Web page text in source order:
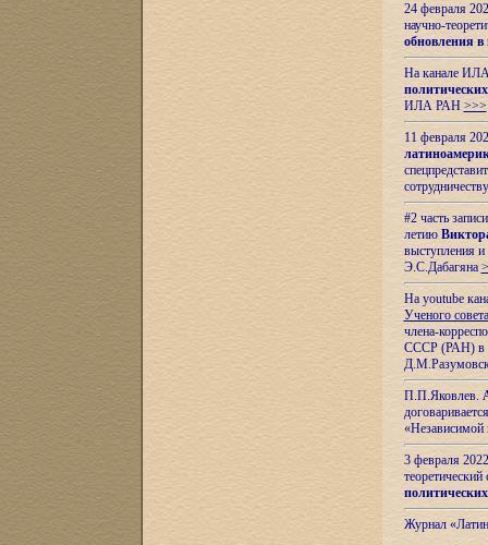
24 февраля
научно-
обновления в
На канале
ИЛА РАН >>>
11 февраля
#2 часть
летию
выступления
Э.С.Дабагяна
На youtube
Ученого
члена-
СССР (РАН) в
П.П.Яковлев.
«Независимой
3 февраля
теоретический
Журнал